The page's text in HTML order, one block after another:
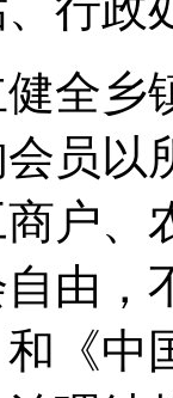
健全乡
员以
户、
由，
和《